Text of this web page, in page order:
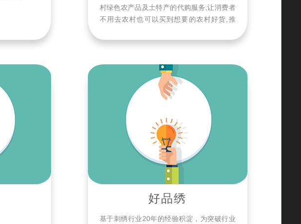
村绿色农产品及土特产的代购服务,让消费者
不用去农村也可以买到想要的农村好货,推
好品绣
基于刺绣行业20年的经验积淀，为突破行业